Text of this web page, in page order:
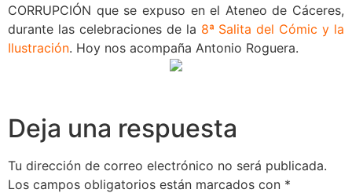
CORRUPCIÓN que se expuso en el Ateneo de Cáceres,
durante las celebraciones de la 8ª Salita del Cómic y la
Ilustración. Hoy nos acompaña Antonio Roguera.
Deja una respuesta
Tu dirección de correo electrónico no será publicada.
Los campos obligatorios están marcados con *